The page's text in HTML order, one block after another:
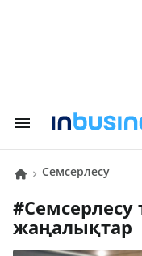
семсерлесу
# семсерлесу
жаңалықтар